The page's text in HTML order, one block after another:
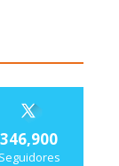
346,900
Seguidores